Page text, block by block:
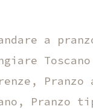
a
,
Pranzo
,
Pranzo